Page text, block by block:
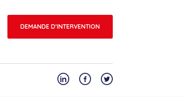
DEMANDE D'INTERVENTION